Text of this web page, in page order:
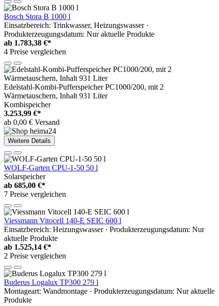
Bosch Stora B 1000 l
Einsatzbereich: Trinkwasser, Heizungswasser ·
Produkterzeugungsdatum: Nur aktuelle Produkte
ab 1.783,38 €*
4 Preise vergleichen
Edelstahl-Kombi-Pufferspeicher PC1000/200, mit 2
Wärmetauschern, Inhalt 931 Liter
Kombispeicher
3.253,99 €*
ab 0,00 € Versand
Weitere Details
WOLF-Garten CPU-1-50 50 l
Solarspeicher
ab 685,00 €*
7 Preise vergleichen
Viessmann Vitocell 140-E SEIC 600 l
Einsatzbereich: Heizungswasser · Produkterzeugungsdatum: Nur
aktuelle Produkte
ab 1.525,14 €*
2 Preise vergleichen
Buderus Logalux TP300 279 l
Montageart: Wandmontage · Produkterzeugungsdatum: Nur aktuelle
Produkte